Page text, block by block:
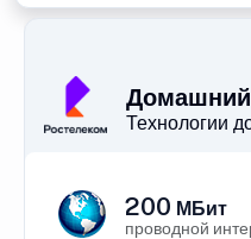
Домашний
Технологии
200 МБит
проводной